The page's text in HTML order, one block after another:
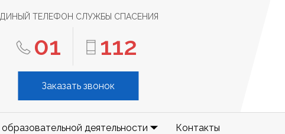
ТЕЛЕФОН СЛУЖБЫ СПАСЕНИЯ
01 112
Заказать звонок
деятельности Контакты